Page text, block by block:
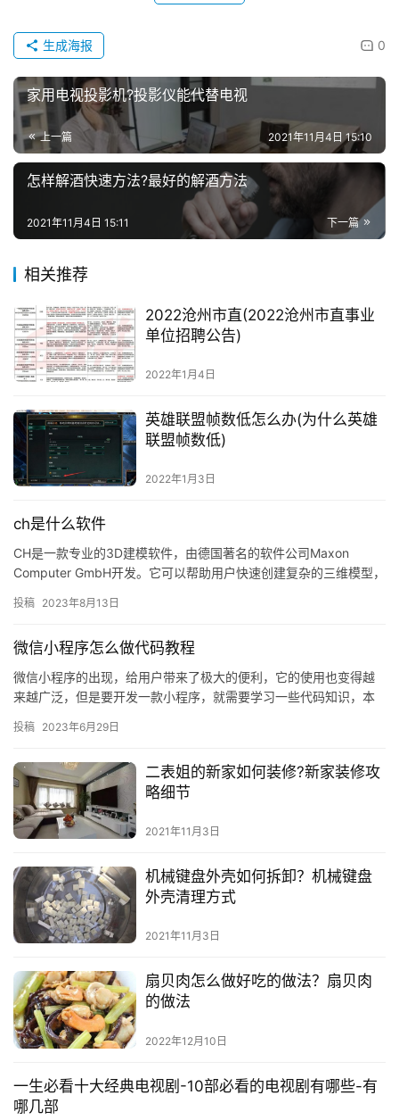
0
生成海报
家用电视投影机?投影仪能代替电视
上一篇 2021年11月4日 15:10
怎样解酒快速方法?最好的解酒方法
下一篇
2021年11月4日 15:11
相关推荐
2022沧州市直(2022沧州市直事业
单位招聘公告)
2022年1月4日
英雄联盟帧数低怎么办(为什么英雄
联盟帧数低)
2022年1月3日
ch是什么软件
CH是一款专业的3D建模软件，由德国著名的软件公司Maxon
Computer GmbH开发。它可以帮助用户快速创建复杂的三维模型，
投稿 2023年8月13日
微信小程序怎么做代码教程
微信小程序的出现，给用户带来了极大的便利，它的使用也变得越
来越广泛，但是要开发一款小程序，就需要学习一些代码知识，本
在…
投稿 2023年6月29日
二表姐的新家如何装修?新家装修攻
略细节
2021年11月3日
机械键盘外壳如何拆卸？机械键盘
外壳清理方式
2021年11月3日
扇贝肉怎么做好吃的做法？扇贝肉
的做法
2022年12月10日
一生必看十大经典电视剧-10部必看的电视剧有哪些-有
哪几部